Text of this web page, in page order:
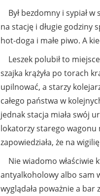
Był bezdomny i sypiał
na stację i długie godziny
hot-doga i małe piwo. A
Leszek polubił to
szajka krążyła po torach
upilnować, a starzy
całego państwa w
jednak stacja miała swój
lokatorzy starego wagonu
zapowiedziała, że na
Nie wiadomo właściwie
antyalkoholowy albo sam
wyglądała poważnie a